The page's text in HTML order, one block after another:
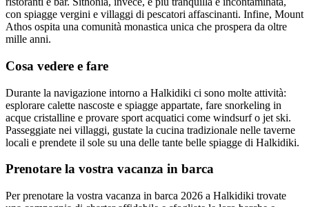
con spiagge vergini e villaggi di pescatori affascinanti. Infine, Mount
Athos ospita una comunità monastica unica che prospera da oltre
mille anni.
Cosa vedere e fare
Durante la navigazione intorno a Halkidiki ci sono molte attività:
esplorare calette nascoste e spiagge appartate, fare snorkeling in
acque cristalline e provare sport acquatici come windsurf o jet ski.
Passeggiate nei villaggi, gustate la cucina tradizionale nelle taverne
locali e prendete il sole su una delle tante belle spiagge di Halkidiki.
Prenotare la vostra vacanza in barca
Per prenotare la vostra vacanza in barca 2026 a Halkidiki trovate